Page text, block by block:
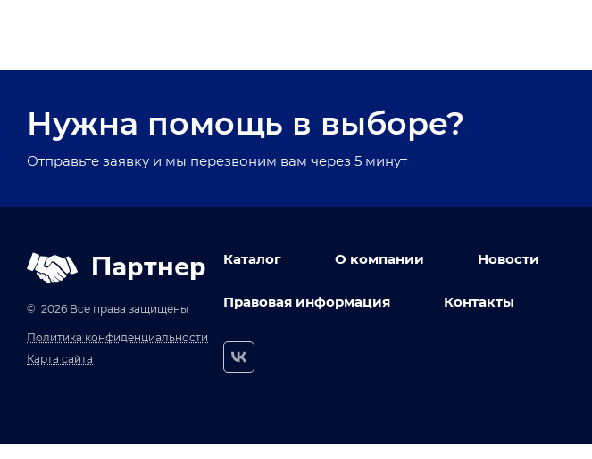
Нужна помощь в выборе?
Отправьте заявку и мы перезвоним вам через 5 минут
Партнер
© 2026 Все права защищены
Политика конфиденциальности
Карта сайта
Каталог О компании Новости
Правовая информация Контакты